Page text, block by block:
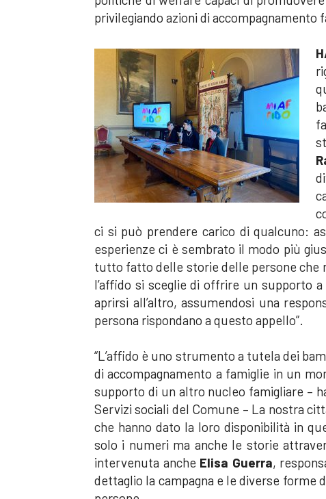
privilegiando azioni di
ci si può prendere carico di qualcuno:
esperienze ci è sembrato il modo più
tutto fatto delle storie delle persone che
l’affido si sceglie di offrire un supporto
aprirsi all’altro, assumendosi una
persona rispondano a questo appello”.
“L’affido è uno strumento a tutela dei
di accompagnamento a famiglie in un
supporto di un altro nucleo famigliare –
Servizi sociali del Comune – La nostra
che hanno dato la loro disponibilità in
solo i numeri ma anche le storie
intervenuta anche Elisa Guerra,
dettaglio la campagna e le diverse forme